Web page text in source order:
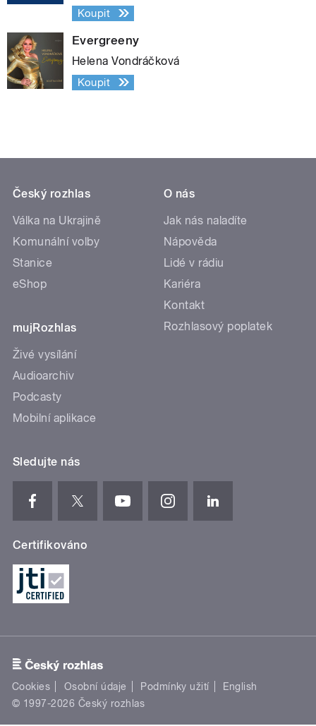
Koupit
Evergreeny
Helena Vondráčková
Koupit
Český rozhlas
Válka na Ukrajině
Komunální volby
Stanice
eShop
mujRozhlas
Živé vysílání
Audioarchiv
Podcasty
Mobilní aplikace
O nás
Jak nás naladíte
Nápověda
Lidé v rádiu
Kariéra
Kontakt
Rozhlasový poplatek
Sledujte nás
Certifikováno
Cookies Osobní údaje Podmínky užití
English
© 1997-2026 Český rozhlas